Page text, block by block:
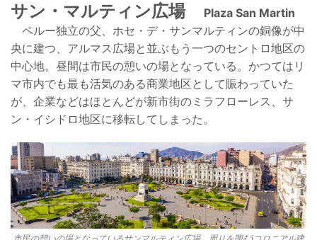
サン・マルティン広場
Plaza San Martin
ペルー独立の父、ホセ・デ・サンマルティンの銅像が中
央に建つ、アルマス広場と並ぶもう一つのセントロ地区の
中心地。昼間は市民の憩いの場となっている。かつてはリ
マ市内でも最も活気のある商業地区として賑わっていた
が、企業などはほとんどが新市街のミラフローレス、サ
ン・イシドロ地区に移転してしまった。